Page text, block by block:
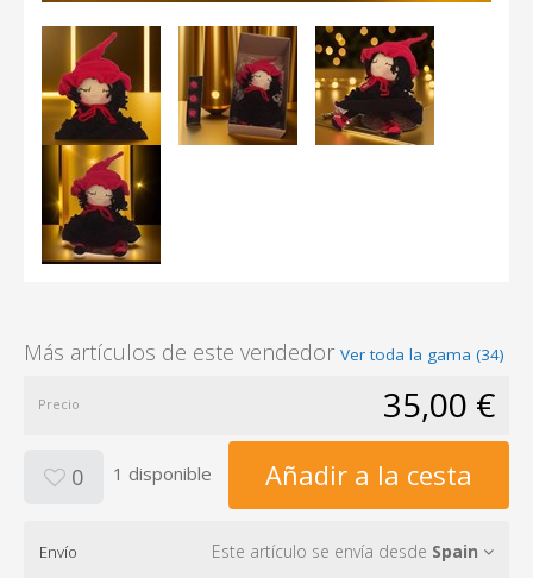
Más artículos de este vendedor Ver toda la gama (34)
Precio 35,00 €
0 1 disponible Añadir a la cesta
Envío Este artículo se envía desde Spain